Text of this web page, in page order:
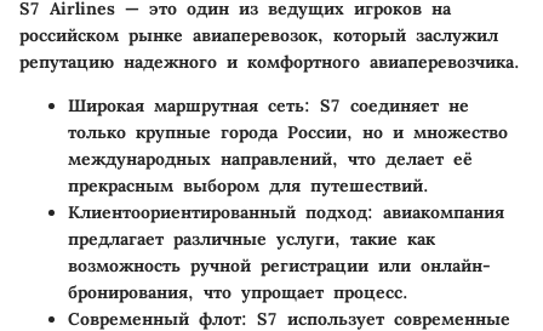
S7 Airlines — это один из ведущих игроков на
российском рынке авиаперевозок, который заслужил
репутацию надежного и комфортного авиаперевозчика.
Широкая маршрутная сеть: S7 соединяет не
только крупные города России, но и множество
международных направлений, что делает её
прекрасным выбором для путешествий.
Клиентоориентированный подход: авиакомпания
предлагает различные услуги, такие как
возможность ручной регистрации или онлайн-
бронирования, что упрощает процесс.
Современный флот: S7 использует современные